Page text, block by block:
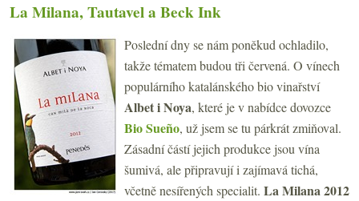
La Milana, Tautavel a Beck Ink
Poslední dny se nám poněkud ochladilo,
takže tématem budou tři červená. O vínech
populárního katalánského bio vinařství
Albet i Noya, které je v nabídce dovozce
Bio Sueño, už jsem se tu párkrát zmiňoval.
Zásadní částí jejich produkce jsou vína
šumivá, ale připravují i zajímavá tichá,
včetně nesířených specialit. La Milana 2012